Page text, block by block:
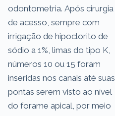
odontometria. Após cirurgia
de acesso, sempre com
irrigação de hipoclorito de
sódio a 1%, limas do tipo K,
números 10 ou 15 foram
inseridas nos canais até suas
pontas serem visto ao nível
do forame apical, por meio